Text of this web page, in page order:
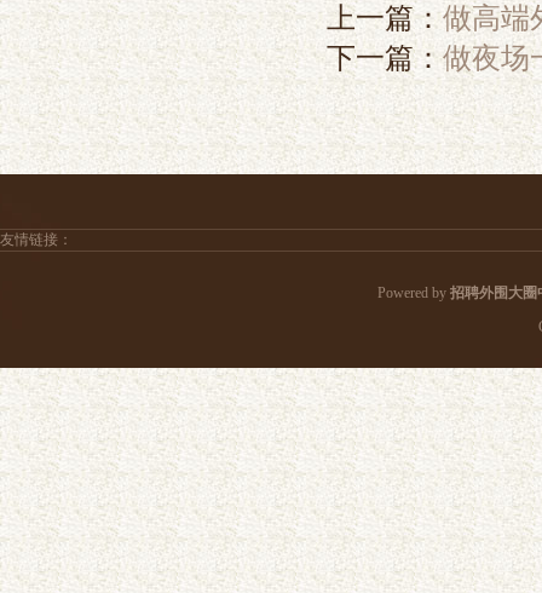
上一篇：做高端
下一篇：做夜场
友情链接：
Powered by 招聘外围大圈